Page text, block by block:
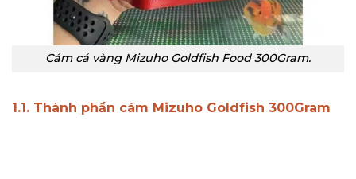
Cám cá vàng Mizuho Goldfish Food 300Gram.
1.1. Thành phần cám Mizuho Goldfish 300Gram